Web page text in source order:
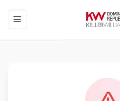
Toggle navigation menu